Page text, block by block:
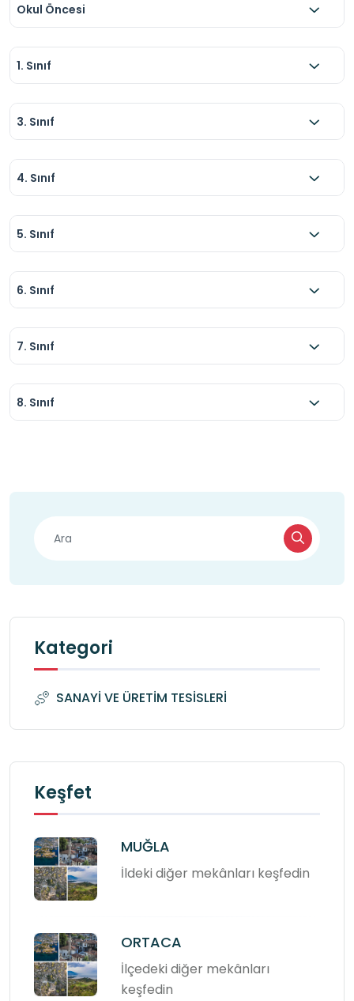
Okul Öncesi
1. Sınıf
3. Sınıf
4. Sınıf
5. Sınıf
6. Sınıf
7. Sınıf
8. Sınıf
Kategori
SANAYİ VE ÜRETİM TESİSLERİ
Keşfet
MUĞLA
İldeki diğer mekânları keşfedin
ORTACA
İlçedeki diğer mekânları
keşfedin